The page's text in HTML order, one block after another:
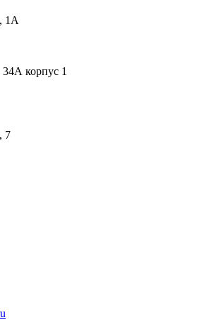
1А
корпус 1
7